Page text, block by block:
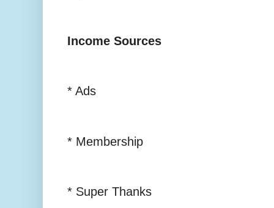
Income Sources
* Ads
* Membership
* Super Thanks